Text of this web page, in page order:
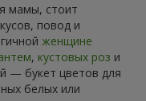
мамы, стоит
повод и
женщине
, кустовых роз и
— букет цветов для
белых или